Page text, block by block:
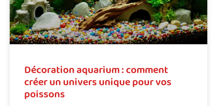
Décoration aquarium : comment
créer un univers unique pour vos
poissons